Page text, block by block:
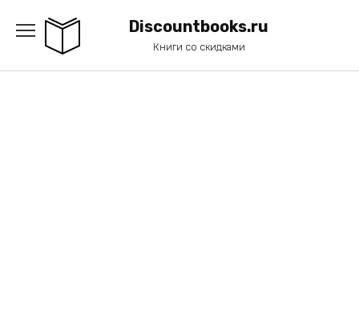
содержанию
Discountbooks.ru
Книги со скидками